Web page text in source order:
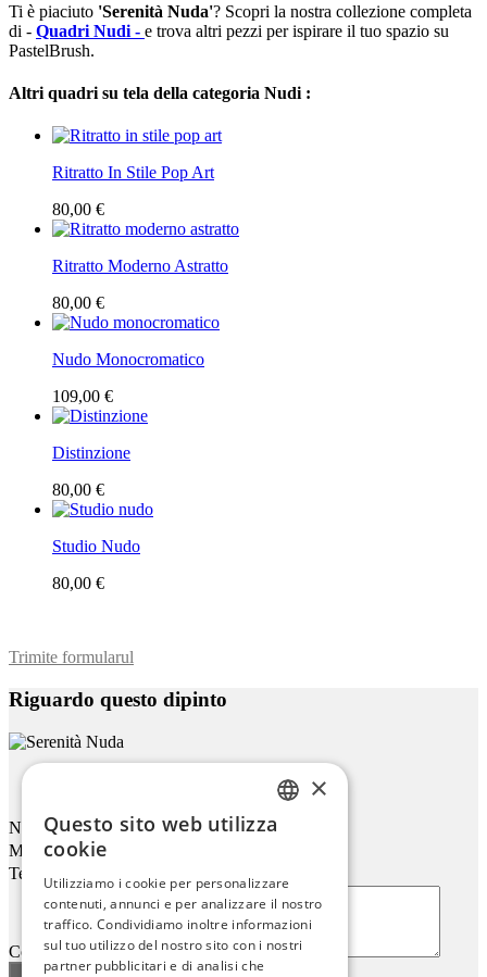
Ti è piaciuto 'Serenità Nuda'? Scopri la nostra collezione completa
di - Quadri Nudi - e trova altri pezzi per ispirare il tuo spazio su
PastelBrush.
Altri quadri su tela della categoria Nudi :
Ritratto In Stile Pop Art
80,00 €
Ritratto Moderno Astratto
80,00 €
Nudo Monocromatico
109,00 €
Distinzione
80,00 €
Studio Nudo
80,00 €
Trimite formularul
Riguardo questo dipinto
Serenità Nuda
Nome
Mail
Telefono
Commenti o domande
GERMAN
FRENCH
×
Questo sito web utilizza
cookie
Utilizziamo i cookie per personalizzare
contenuti, annunci e per analizzare il nostro
traffico. Condividiamo inoltre informazioni
sul tuo utilizzo del nostro sito con i nostri
partner pubblicitari e di analisi che